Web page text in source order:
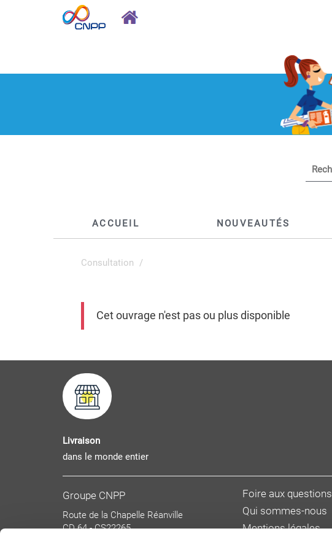
ACCUEIL NOUVEAUTÉS
Consultation
Cet ouvrage n'est pas ou plus disponible
Livraison
dans le monde entier
Groupe CNPP
Route de la Chapelle Réanville
CD 64 - CS22265
Foire aux questions
Qui sommes-nous
Mentions légales